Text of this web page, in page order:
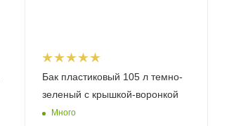
Бак пластиковый 105 л темно-
зеленый с крышкой-воронкой
Много